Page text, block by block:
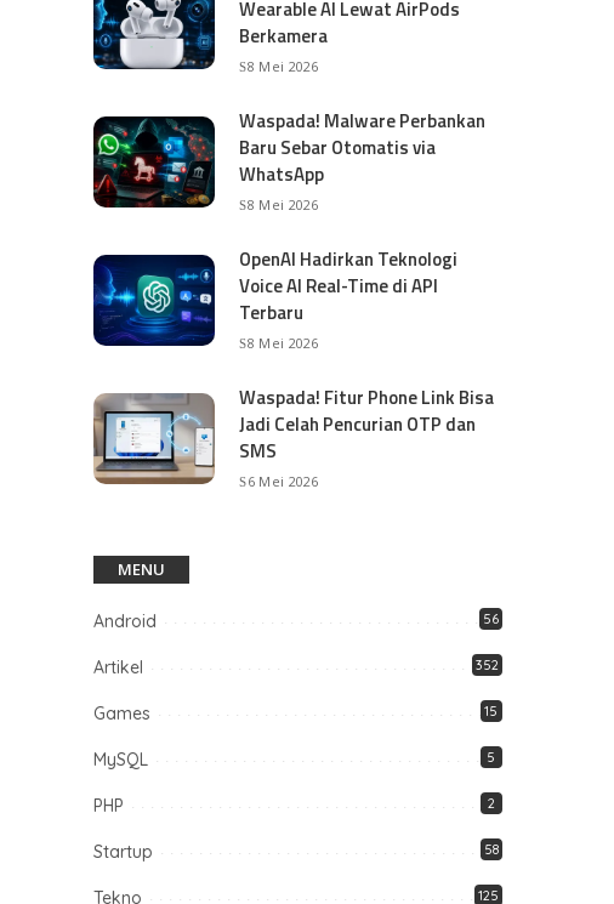
Wearable AI Lewat AirPods
Berkamera
8 Mei 2026
Waspada! Malware Perbankan
Baru Sebar Otomatis via
WhatsApp
8 Mei 2026
OpenAI Hadirkan Teknologi
Voice AI Real-Time di API
Terbaru
8 Mei 2026
Waspada! Fitur Phone Link Bisa
Jadi Celah Pencurian OTP dan
SMS
6 Mei 2026
MENU
Android 56
Artikel 352
Games 15
MySQL 5
PHP 2
Startup 58
Tekno 125